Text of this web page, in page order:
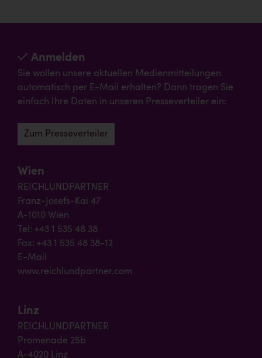
Anmelden
Sie wollen unsere aktuellen Medienmitteilungen
automatisch per E-Mail erhalten? Dann tragen Sie
einfach Ihre Daten in unseren Presseverteiler ein:
Zum Presseverteiler
Wien
REICHLUNDPARTNER
Franz-Josefs-Kai 47
A-1010 Wien
Tel: +43 1 535 48 38
Fax: +43 1 535 48 38-12
E-Mail
www.reichlundpartner.com
Linz
REICHLUNDPARTNER
Promenade 25b
A-4020 Linz